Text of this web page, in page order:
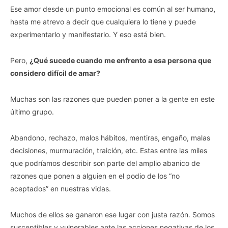
Ese amor desde un punto emocional es común al ser humano,
hasta me atrevo a decir que cualquiera lo tiene y puede
experimentarlo y manifestarlo. Y eso está bien.
Pero, ¿Qué sucede cuando me enfrento a esa persona que
considero difícil de amar?
Muchas son las razones que pueden poner a la gente en este
último grupo.
Abandono, rechazo, malos hábitos, mentiras, engaño, malas
decisiones, murmuración, traición, etc. Estas entre las miles
que podríamos describir son parte del amplio abanico de
razones que ponen a alguien en el podio de los “no
aceptados” en nuestras vidas.
Muchos de ellos se ganaron ese lugar con justa razón. Somos